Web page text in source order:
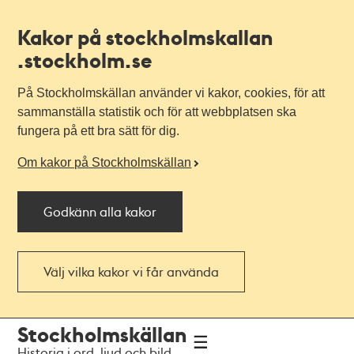
Kakor på stockholmskallan
.stockholm.se
På Stockholmskällan använder vi kakor, cookies, för att
sammanställa statistik och för att webbplatsen ska
fungera på ett bra sätt för dig.
Om kakor på Stockholmskällan
Godkänn alla kakor
Välj vilka kakor vi får använda
navigationen
huvudinnehållet
Stockholmskällan